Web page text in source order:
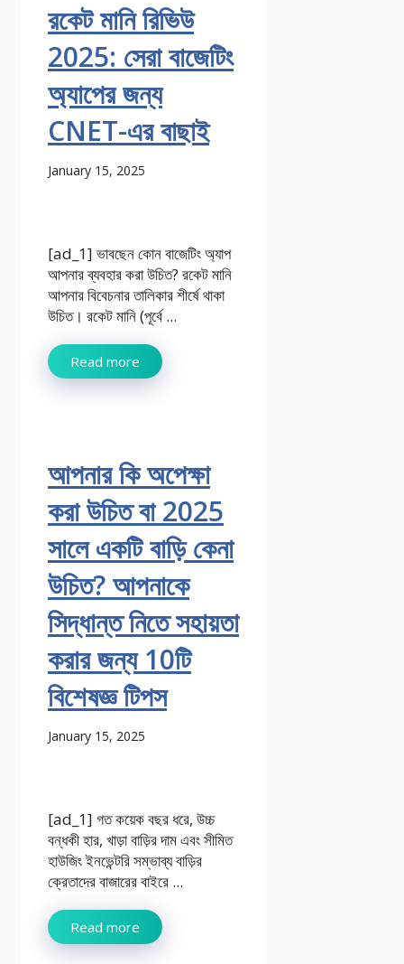
রকেট মানি রিভিউ
2025: সেরা বাজেটিং
অ্যাপের জন্য
CNET-এর বাছাই
January 15, 2025
[ad_1] ভাবছেন কোন বাজেটিং অ্যাপ
আপনার ব্যবহার করা উচিত? রকেট মানি
আপনার বিবেচনার তালিকার শীর্ষে থাকা
উচিত। রকেট মানি (পূর্বে ...
Read more
আপনার কি অপেক্ষা
করা উচিত বা 2025
সালে একটি বাড়ি কেনা
উচিত? আপনাকে
সিদ্ধান্ত নিতে সহায়তা
করার জন্য 10টি
বিশেষজ্ঞ টিপস
January 15, 2025
[ad_1] গত কয়েক বছর ধরে, উচ্চ
বন্ধকী হার, খাড়া বাড়ির দাম এবং সীমিত
হাউজিং ইনভেন্টরি সম্ভাব্য বাড়ির
ক্রেতাদের বাজারের বাইরে ...
Read more